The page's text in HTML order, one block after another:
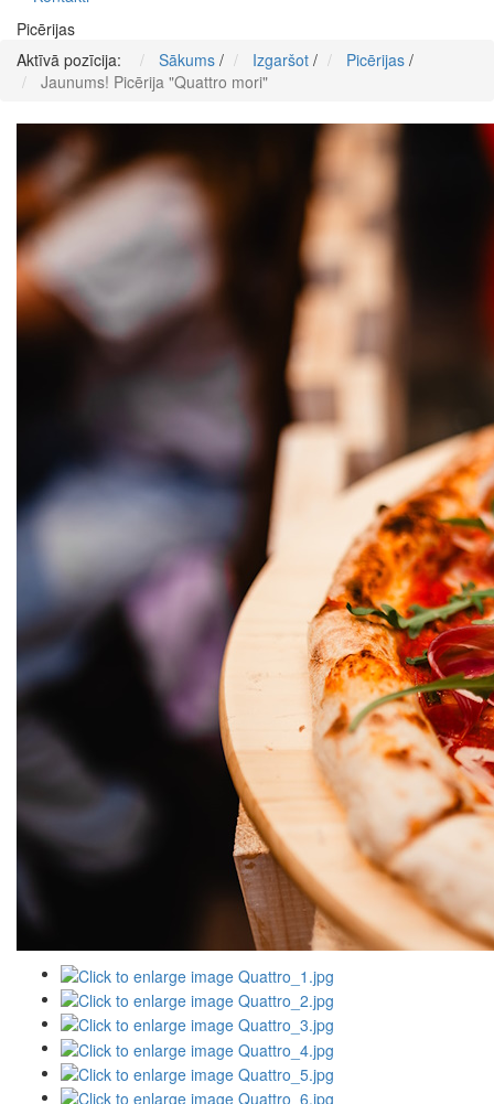
Picērijas
Aktīvā pozīcija:
Sākums / Izgaršot / Picērijas /
Jaunums! Picērija "Quattro mori"